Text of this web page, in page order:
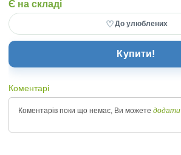
Є на складі
♡До улюблених
Купити!
Коментарі
Коментарів поки що немає, Ви можете додати